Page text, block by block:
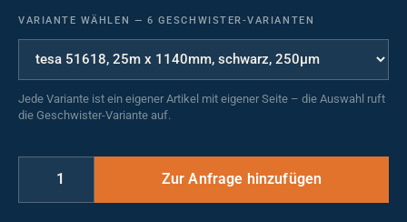
VARIANTE WÄHLEN — 6 GESCHWISTER-VARIANTEN
Jede Variante ist ein eigener Artikel mit eigener Seite – die Auswahl ruft
die Geschwister-Variante auf.